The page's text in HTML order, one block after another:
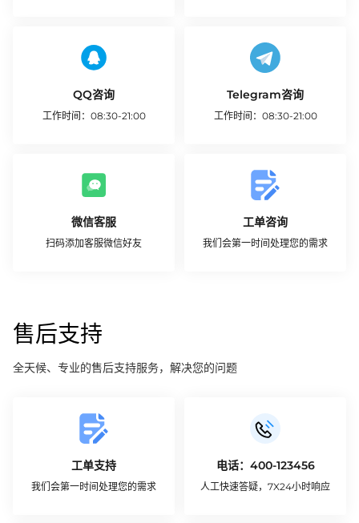
QQ咨询
工作时间：08:30-21:00
Telegram咨询
工作时间：08:30-21:00
微信客服
扫码添加客服微信好友
工单咨询
我们会第一时间处理您的需求
售后支持
全天候、专业的售后支持服务，解决您的问题
工单支持
我们会第一时间处理您的需求
电话：400-123456
人工快速答疑，7X24小时响应